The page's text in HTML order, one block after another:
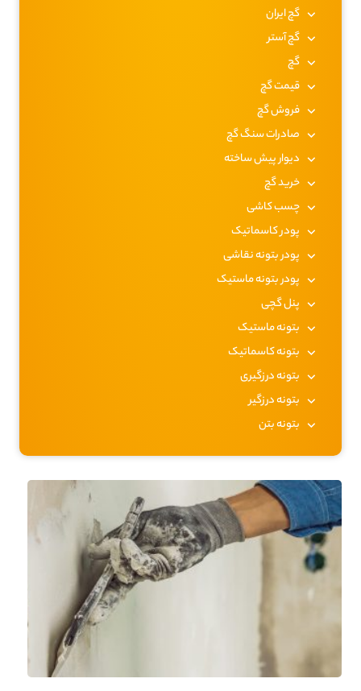
گچ ایران
گچ آستر
گچ
قیمت گچ
فروش گچ
صادرات سنگ گچ
دیوار پیش ساخته
خرید گچ
چسب کاشی
پودر کاسماتیک
پودر بتونه نقاشی
پودر بتونه ماستیک
پنل گچی
بتونه ماستیک
بتونه کاسماتیک
بتونه درزگیری
بتونه درزگیر
بتونه بتن